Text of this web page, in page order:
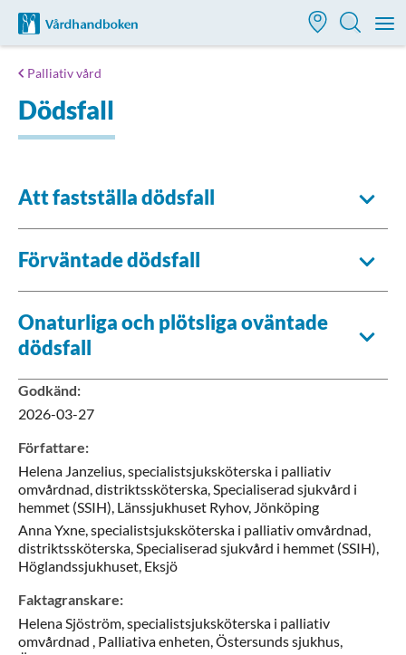
Till startsidan för Vårdhandboken
Palliativ vård
Dödsfall
Att fastställa dödsfall
Förväntade dödsfall
Onaturliga och plötsliga oväntade
dödsfall
Godkänd:
2026-03-27
Författare:
Helena Janzelius,specialistsjuksköterska i palliativ
omvårdnad, distriktssköterska,Specialiserad sjukvård i
hemmet (SSIH), Länssjukhuset Ryhov, Jönköping
AnnaYxne,specialistsjuksköterska i palliativ omvårdnad,
distriktssköterska,Specialiserad sjukvård i hemmet (SSIH),
Höglandssjukhuset, Eksjö
Faktagranskare:
HelenaSjöström,specialistsjuksköterska i palliativ
omvårdnad , Palliativa enheten, Östersunds sjukhus,